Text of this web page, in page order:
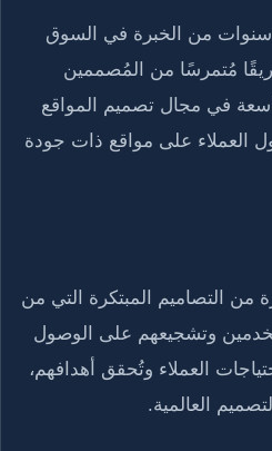
تمتلك قيمة تك أكثر من 10 سنوات من الخبرة في السوق
مُتمرسًا من المُصممين
في مجال تصميم المواقع
العملاء على مواقع ذات جودة
من التصاميم المبتكرة التي من
وتشجيعهم على الوصول
العملاء وتُحقق أهدافهم،
العالمية.